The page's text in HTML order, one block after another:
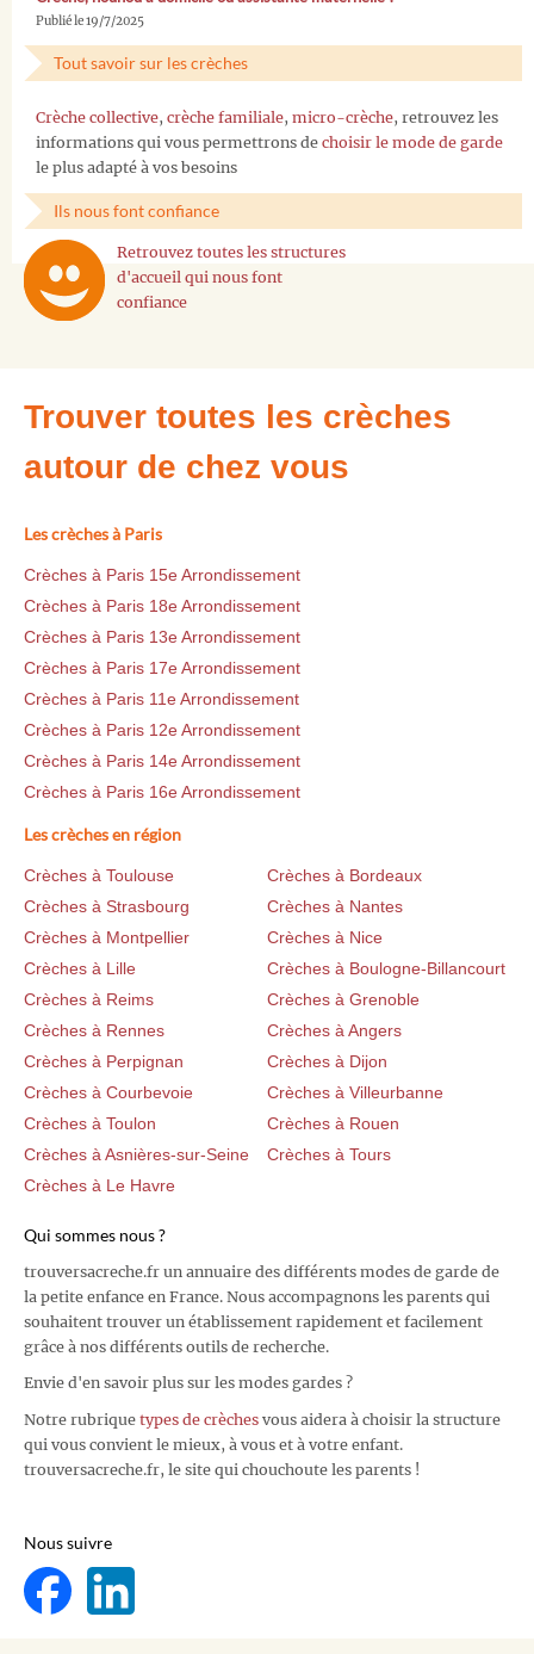
Publié le 19/7/2025
Tout savoir sur les crèches
Crèche collective, crèche familiale, micro-crèche, retrouvez les
informations qui vous permettrons de choisir le mode de garde
le plus adapté à vos besoins
Ils nous font confiance
Retrouvez toutes les structures
d'accueil qui nous font
confiance
Trouver toutes les crèches
autour de chez vous
Les crèches à Paris
Crèches à Paris 15e Arrondissement
Crèches à Paris 18e Arrondissement
Crèches à Paris 13e Arrondissement
Crèches à Paris 17e Arrondissement
Crèches à Paris 11e Arrondissement
Crèches à Paris 12e Arrondissement
Crèches à Paris 14e Arrondissement
Crèches à Paris 16e Arrondissement
Les crèches en région
Crèches à Toulouse
Crèches à Bordeaux
Crèches à Strasbourg
Crèches à Nantes
Crèches à Montpellier
Crèches à Nice
Crèches à Lille
Crèches à Boulogne-Billancourt
Crèches à Reims
Crèches à Grenoble
Crèches à Rennes
Crèches à Angers
Crèches à Perpignan
Crèches à Dijon
Crèches à Courbevoie
Crèches à Villeurbanne
Crèches à Toulon
Crèches à Rouen
Crèches à Asnières-sur-Seine
Crèches à Tours
Crèches à Le Havre
Qui sommes nous ?
trouversacreche.fr un annuaire des différents modes de garde de
la petite enfance en France. Nous accompagnons les parents qui
souhaitent trouver un établissement rapidement et facilement
grâce à nos différents outils de recherche.
Envie d'en savoir plus sur les modes gardes ?
Notre rubrique types de crèches vous aidera à choisir la structure
qui vous convient le mieux, à vous et à votre enfant.
trouversacreche.fr, le site qui chouchoute les parents !
Nous suivre